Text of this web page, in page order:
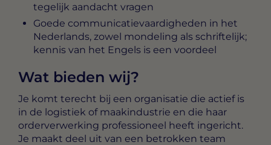
tegelijk aandacht vragen
Goede communicatievaardigheden in het
Nederlands, zowel mondeling als schriftelijk;
kennis van het Engels is een voordeel
Wat bieden wij?
Je komt terecht bij een organisatie die actief is
in de logistiek of maakindustrie en die haar
orderverwerking professioneel heeft ingericht.
Je maakt deel uit van een betrokken team